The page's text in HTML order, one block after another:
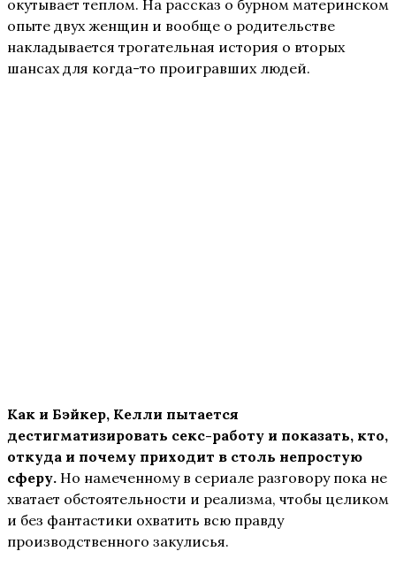
окутывает теплом. На рассказ о бурном материнском
опыте двух женщин и вообще о родительстве
накладывается трогательная история о вторых
шансах для когда-то проигравших людей.
Как и Бэйкер, Келли пытается
дестигматизировать секс-работу и показать, кто,
откуда и почему приходит в столь непростую
сферу. Но намеченному в сериале разговору пока не
хватает обстоятельности и реализма, чтобы целиком
и без фантастики охватить всю правду
производственного закулисья.